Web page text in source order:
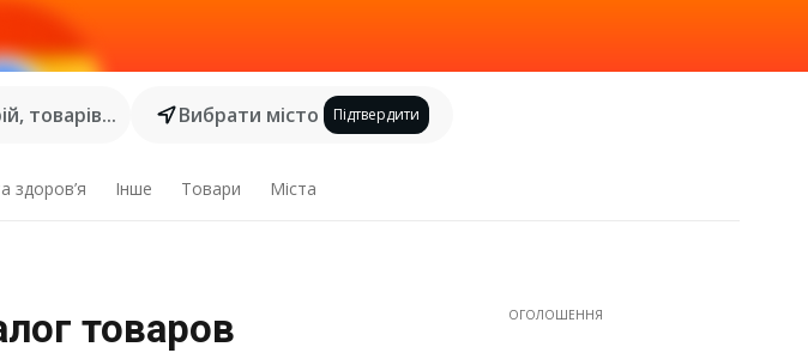
товарів...
Вибрати місто Підтвердити
здоров’я Інше Товари Міста
товаров
ОГОЛОШЕННЯ